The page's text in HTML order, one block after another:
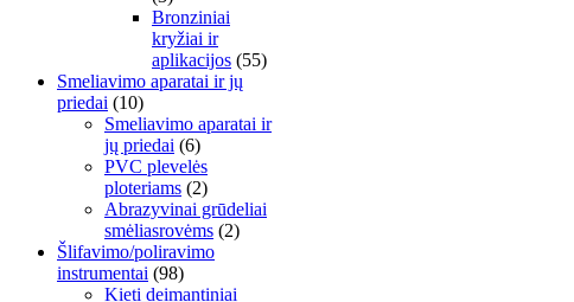
Bronziniai
kryžiai ir
aplikacijos (55)
Smeliavimo aparatai ir jų
priedai (10)
Smeliavimo aparatai ir
jų priedai (6)
PVC plevelės
ploteriams (2)
Abrazyvinai grūdeliai
smėliasrovėms (2)
Šlifavimo/poliravimo
instrumentai (98)
Kieti deimantiniai